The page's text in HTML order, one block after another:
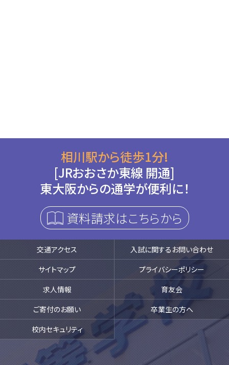
相川駅から徒歩1分!
[JRおおさか東線 開通]
東大阪からの通学が便利に！
資料請求はこちらから
交通アクセス
入試に関するお問い合わせ
サイトマップ
プライバシーポリシー
求人情報
育友会
ご寄付のお願い
卒業生の方へ
校内セキュリティ